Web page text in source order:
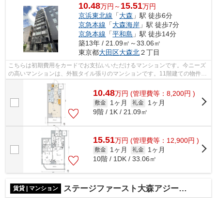
10.48万円～ 15.51万円
京浜東北線 「大森 」駅 徒歩6分
京急本線 「大森海岸 」駅 徒歩7分
京急本線 「平和島 」駅 徒歩14分
築13年 / 21.09㎡～33.06㎡
東京都大田区大森北２丁目
こちらは初期費用をカードでお支払いいただけるマンションです。今ニーズ
の高いマンションは、外観タイル張りのマンションです。11階建ての物件で
す。共用部にはエレベータ・敷地内ご...
10.48万円 (管理費等：8,200円 )
敷金 1ヶ月 礼金
1ヶ月
9階 / 1K / 21.09㎡
15.51万円 (管理費等：12,900円 )
敷金 1ヶ月 礼金
1ヶ月
10階 / 1DK / 33.06㎡
賃貸 | マンション ステージファースト大森アジールコート